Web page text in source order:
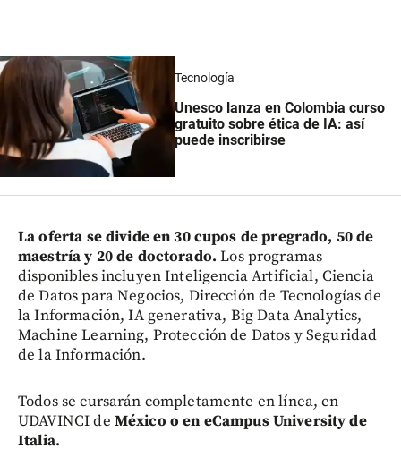
Tecnología
Unesco lanza en Colombia curso
gratuito sobre ética de IA: así
puede inscribirse
La oferta se divide en 30 cupos de pregrado, 50 de
maestría y 20 de doctorado.Los programas
disponibles incluyen Inteligencia Artificial, Ciencia
de Datos para Negocios, Dirección de Tecnologías de
la Información, IA generativa, Big Data Analytics,
Machine Learning, Protección de Datos y Seguridad
de la Información.
Todos se cursarán completamente en línea, en
UDAVINCI de México o en eCampus University de
Italia.